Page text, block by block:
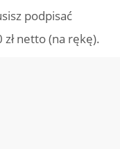
podpisać
netto (na rękę).